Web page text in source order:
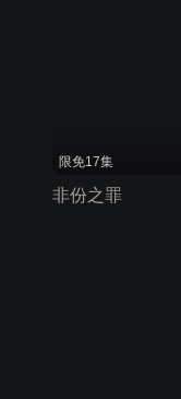
限免17集
非份之罪